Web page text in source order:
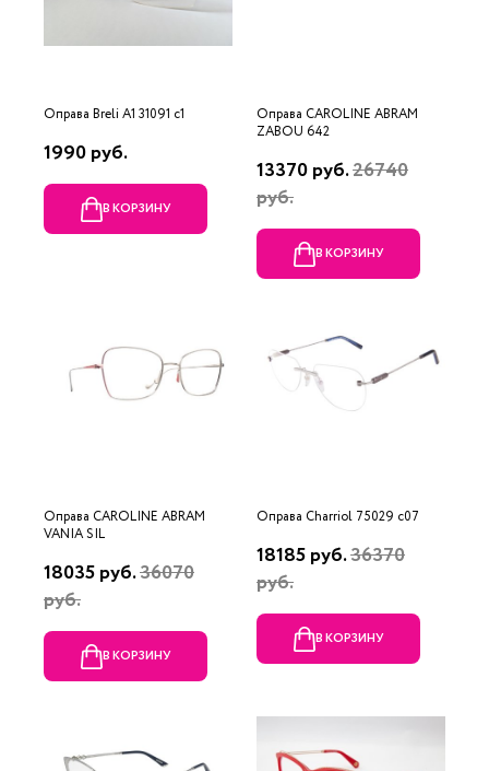
Оправа Breli A1 31091 c1
1990 руб.
В КОРЗИНУ
Оправа CAROLINE ABRAM
ZABOU 642
13370 руб.26740
руб.
В КОРЗИНУ
Оправа CAROLINE ABRAM
VANIA SIL
18035 руб.36070
руб.
В КОРЗИНУ
Оправа Charriol 75029 c07
18185 руб.36370
руб.
В КОРЗИНУ